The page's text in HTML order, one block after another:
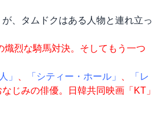
、タムドクはある人物と連れ立っ
烈な騎馬対決。そしてもう一つ
」 「シティー・ホール」
「レ
じみの俳優。日韓共同映画「KT」